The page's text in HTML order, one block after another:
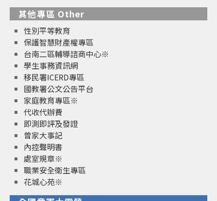
其他專區 Other
性別平等教育
保護智慧財產權專區
台南二區輔導諮商中心※
學生事務資訊網
移民署ICERD專區
國教署公文公告平台
家庭教育專區※
代收代辦費
即測即評及發證
曾家大事記
內控聲明書
處室規章※
職業安全衛生專區
花城心苑※